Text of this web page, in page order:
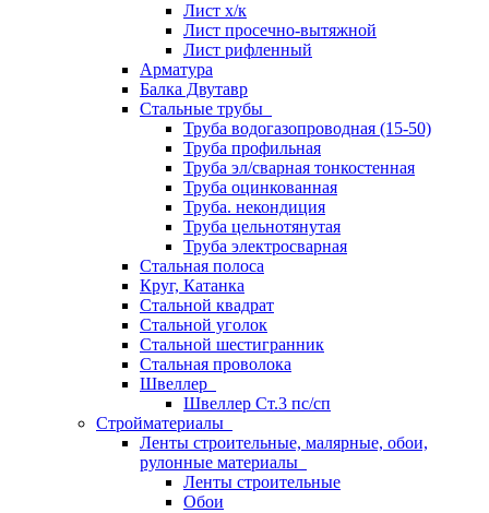
Лист х/к
Лист просечно-вытяжной
Лист рифленный
Арматура
Балка Двутавр
Стальные трубы
Труба водогазопроводная (15-50)
Труба профильная
Труба эл/сварная тонкостенная
Труба оцинкованная
Труба. некондиция
Труба цельнотянутая
Труба электросварная
Стальная полоса
Круг, Катанка
Стальной квадрат
Стальной уголок
Стальной шестигранник
Стальная проволока
Швеллер
Швеллер Ст.3 пс/сп
Стройматериалы
Ленты строительные, малярные, обои,
рулонные материалы
Ленты строительные
Обои